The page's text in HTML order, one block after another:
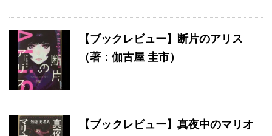
【ブックレビュー】断片のアリス
（著：伽古屋 圭市）
【ブックレビュー】真夜中のマリオ